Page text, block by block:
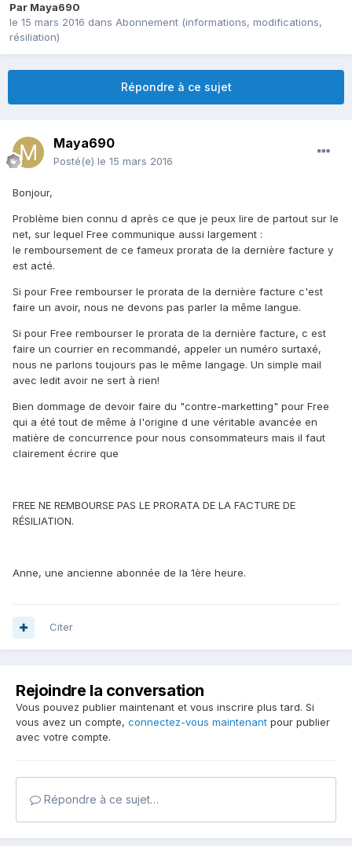
Par Maya690
le 15 mars 2016 dans Abonnement (informations, modifications,
résiliation)
Répondre à ce sujet
Maya690
Posté(e) le 15 mars 2016
Bonjour,
Problème bien connu d après ce que je peux lire de partout sur le
net, sur lequel Free communique aussi largement :
le remboursement de ce fameux prorata de la dernière facture y
est acté.
Si pour Free rembourser le prorata de la dernière facture c'est
faire un avoir, nous ne devons pas parler la même langue.
Si pour Free rembourser le prorata de la dernière facture, c est
faire un courrier en recommandé, appeler un numéro surtaxé,
nous ne parlons toujours pas le même langage. Un simple mail
avec ledit avoir ne sert à rien!
Bien dommage de devoir faire du "contre-marketting" pour Free
qui a été tout de même à l'origine d une véritable avancée en
matière de concurrence pour nous consommateurs mais il faut
clairement écrire que
FREE NE REMBOURSE PAS LE PRORATA DE LA FACTURE DE
RÉSILIATION.
Anne, une ancienne abonnée de la 1ère heure.
Citer
Rejoindre la conversation
Vous pouvez publier maintenant et vous inscrire plus tard. Si
vous avez un compte, connectez-vous maintenant pour publier
avec votre compte.
Répondre à ce sujet…